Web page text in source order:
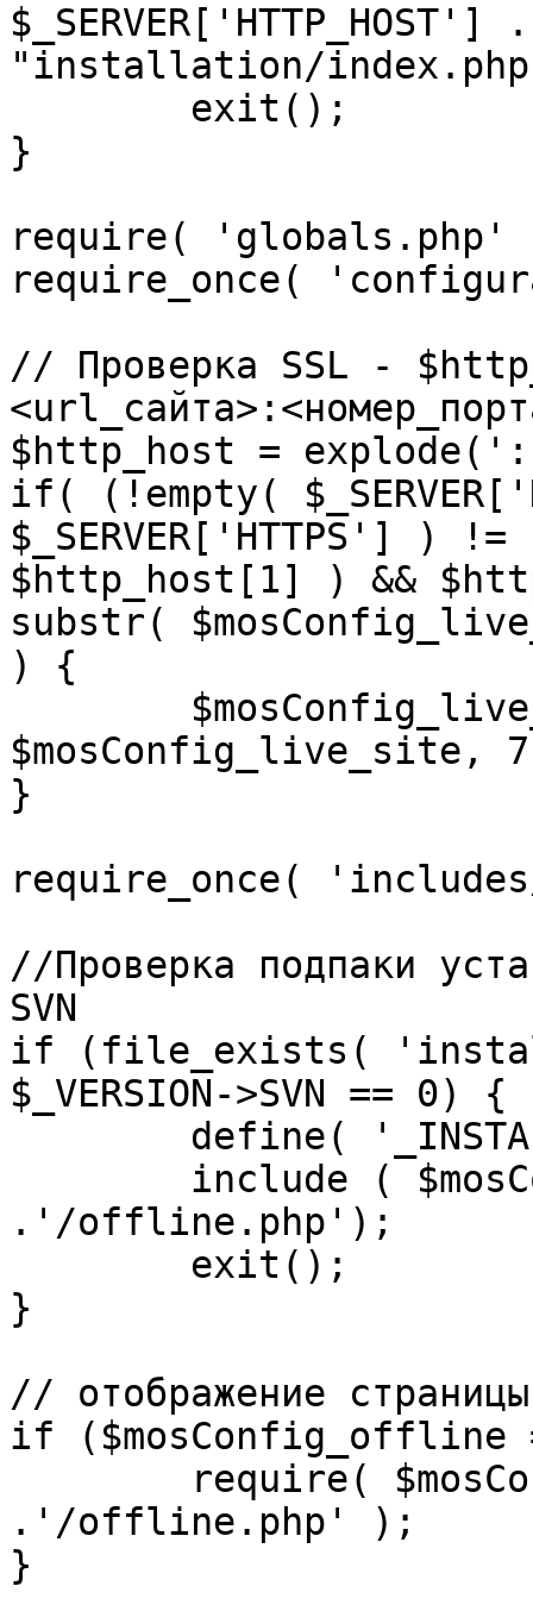
"installation/
}
require(
require_once(
// Проверка SSL -
$http_host = explode(':',
if( (!empty(
$_SERVER['HTTPS']
$http_host[1] ) &&
substr(
) {
$mosConfig_live_site,
}
require_once(
//Проверка подпаки
SVN
if (file_exists(
$_VERSION->SVN == 0) {
.'/offline.php');
}
// отображение
if ($mosConfig_offline
.'/offline.php' );
}